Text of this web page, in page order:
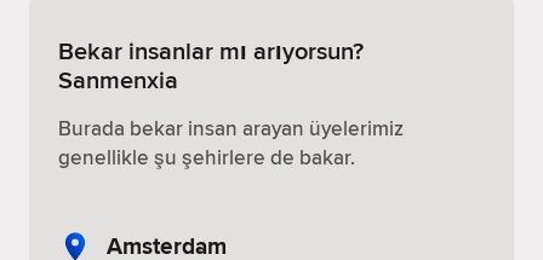
Bekar insanlar mı arıyorsun?
Sanmenxia
Burada bekar insan arayan üyelerimiz
genellikle şu şehirlere de bakar.
Amsterdam